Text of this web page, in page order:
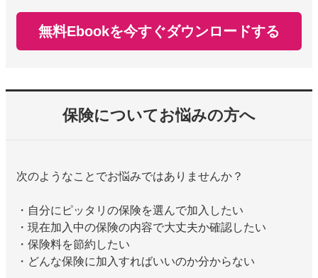
無料Ebookを今すぐダウンロードする
保険についてお悩みの方へ
次のようなことでお悩みではありませんか？
・自分にピッタリの保険を選んで加入したい
・現在加入中の保険の内容で大丈夫か確認したい
・保険料を節約したい
・どんな保険に加入すればいいのか分からない